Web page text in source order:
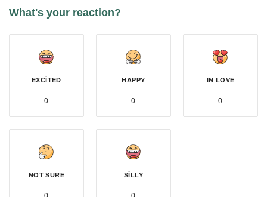
What's your reaction?
EXCITED
0
HAPPY
0
IN LOVE
0
NOT SURE SILLY